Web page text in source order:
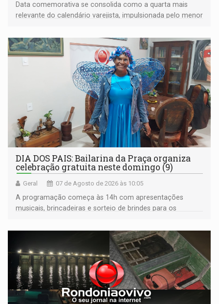
Data comemorativa se consolida como a quarta mais
relevante do calendário varejista, impulsionada pelo menor
média do trabalhador
DIA DOS PAIS: Bailarina da Praça organiza
celebração gratuita neste domingo (9)
Geral 07 de Agosto de 2026 às 10:05
A programação começa às 14h com apresentações
musicais, brincadeiras e sorteio de brindes para os
bolo e canto de parabéns dedicado aos pais